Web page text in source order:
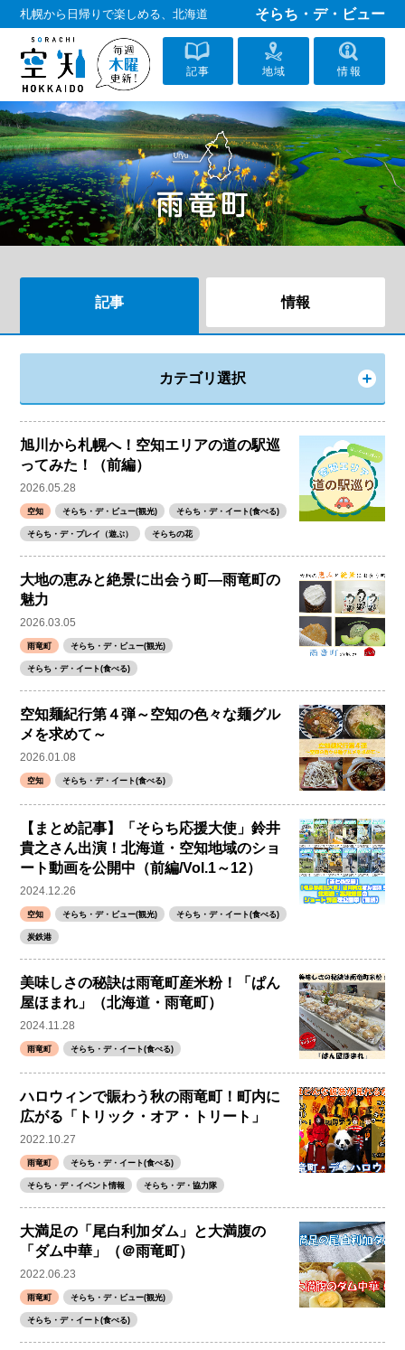
札幌から日帰りで楽しめる、北海道 そらち・デ・ビュー
記事 地域 情報
記事 情報
カテゴリ選択
旭川から札幌へ！空知エリアの道の駅巡
ってみた！（前編）
2026.05.28
空知 そらち・デ・ビュー(観光) そらち・デ・イート(食べる)
そらち・デ・プレイ（遊ぶ） そらちの花
大地の恵みと絶景に出会う町―雨竜町の
魅力
2026.03.05
雨竜町 そらち・デ・ビュー(観光)
そらち・デ・イート(食べる)
空知麺紀行第４弾～空知の色々な麺グル
メを求めて～
2026.01.08
空知 そらち・デ・イート(食べる)
【まとめ記事】「そらち応援大使」鈴井
貴之さん出演！北海道・空知地域のショ
ート動画を公開中（前編/Vol.1～12）
2024.12.26
空知 そらち・デ・ビュー(観光) そらち・デ・イート(食べる)
炭鉄港
美味しさの秘訣は雨竜町産米粉！「ぱん
屋ほまれ」（北海道・雨竜町）
2024.11.28
雨竜町 そらち・デ・イート(食べる)
ハロウィンで賑わう秋の雨竜町！町内に
広がる「トリック・オア・トリート」
2022.10.27
雨竜町 そらち・デ・イート(食べる)
そらち・デ・イベント情報 そらち・デ・協力隊
大満足の「尾白利加ダム」と大満腹の
「ダム中華」（＠雨竜町）
2022.06.23
雨竜町 そらち・デ・ビュー(観光)
そらち・デ・イート(食べる)